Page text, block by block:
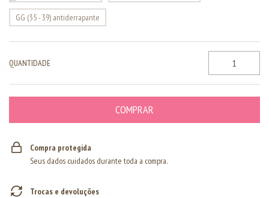
GG (35 - 39) antiderrapante
QUANTIDADE
Compra protegida
Seus dados cuidados durante toda a compra.
Trocas e devoluções